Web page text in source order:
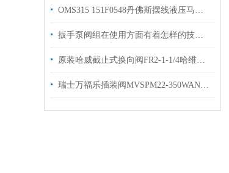
OMS315 151F0548丹佛斯摆线液压马达描述
扳手泵阀组在使用方面有着怎样的技巧呢？
原装哈威截止式换向阀FR2-1-1/4哈维换向阀现货
瑞士万福乐插装阀MVSPM22-350WANDFLUH现货MVSPM18-160